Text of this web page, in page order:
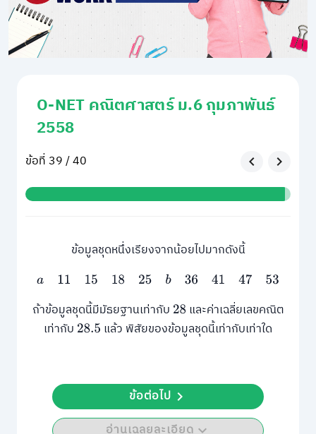
O-NET คณิตศาสตร์ ม.6 กุมภาพันธ์
2558
ข้อที่ 39 / 40
ข้อมูลชุดหนึ่งเรียงจากน้อยไปมากดังนี้
a
1115 1825 36 4147
53
ถ้าข้อมูลชุดนี้มีมัธยฐานเท่ากับ 28 และค่าเฉลี่ยเลขคณิต
เท่ากับ 28.5 แล้ว พิสัยของข้อมูลชุดนี้เท่ากับเท่าใด
ข้อต่อไป